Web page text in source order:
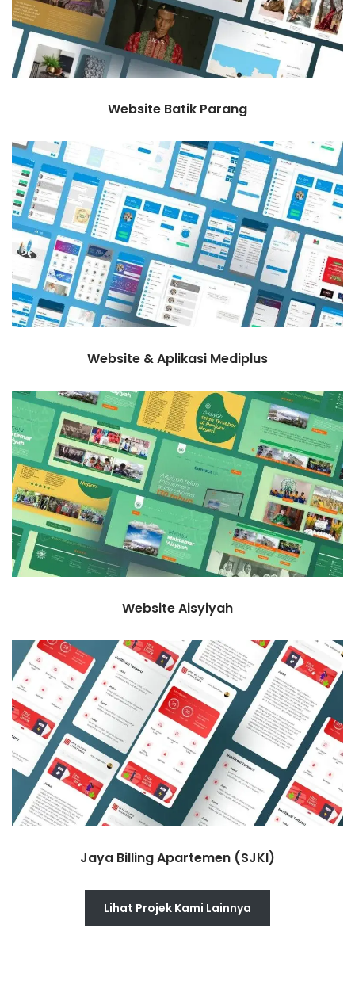
Website Batik Parang
Website & Aplikasi Mediplus
Website Aisyiyah
Jaya Billing Apartemen (SJKI)
Lihat Projek Kami Lainnya